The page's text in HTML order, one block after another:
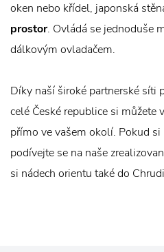
oken nebo křídel, japonská
prostor. Ovládá se jednoduše
dálkovým ovladačem.
Díky naší široké partnerské síti
celé České republice si můžete
přímo ve vašem okolí. Pokud
podívejte se na naše
si nádech orientu také do